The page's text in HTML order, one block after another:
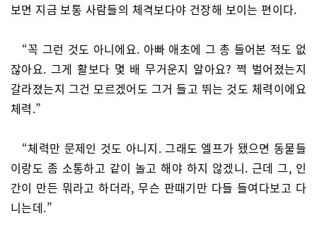
보면 지금 보통 사람들의 체격보다야 건장해 보이는 편이다.
“꼭 그런 것도 아니에요. 아빠 애초에 그 총 들어본 적도 없
잖아요. 그게 활보다 몇 배 무거운지 알아요? 쩍 벌어졌는지
갈라졌는지 그건 모르겠어도 그거 들고 뛰는 것도 체력이에요
체력.”
“체력만 문제인 것도 아니지. 그래도 엘프가 됐으면 동물들
이랑도 좀 소통하고 같이 놀고 해야 하지 않겠니. 근데 그, 인
간이 만든 뭐라고 하더라, 무슨 판때기만 다들 들여다보고 다
니는데.”